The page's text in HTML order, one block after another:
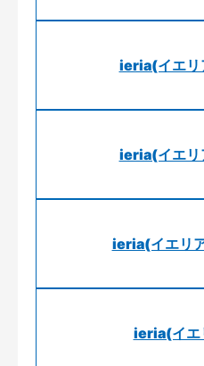
ieria(イエリ
ieria(イエリ
ieria(イエリ
ieria(イエ